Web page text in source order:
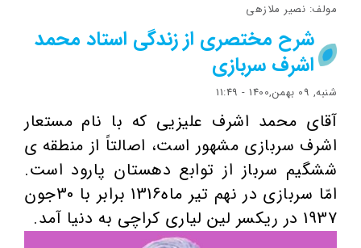
مولف: نصیر ملازهی
شرح مختصری از زندگی استاد محمد
اشرف سربازی
شنبه, 09 بهمن,1400 - 11:49
آقای محمد اشرف علیزیی که با نام مستعار
اشرف سربازی مشهور است، اصالتاً از منطقه ی
ششگیم سرباز از توابع دهستان پارود است.
امّا سربازی در نهم تیر ماه1316 برابر با 30جون
1937 در ریکسر لین لیاری کراچی به دنیا آمد.